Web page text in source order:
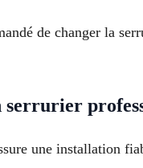
de changer la
une installation